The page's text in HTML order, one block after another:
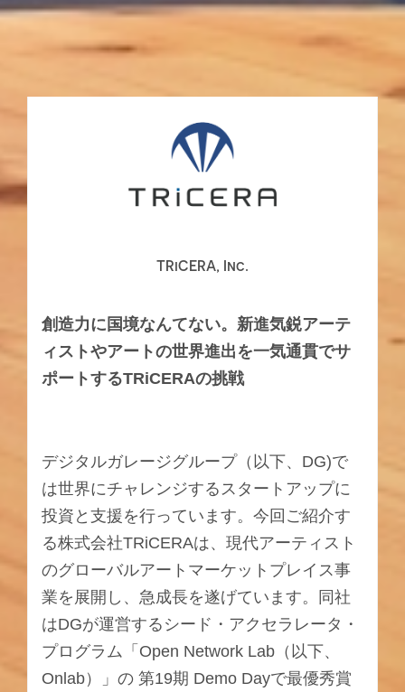
TRiCERA, Inc.
創造力に国境なんてない。新進気鋭アーテ
ィストやアートの世界進出を一気通貫でサ
ポートするTRiCERAの挑戦
デジタルガレージグループ（以下、DG)で
は世界にチャレンジするスタートアップに
投資と支援を行っています。今回ご紹介す
る株式会社TRiCERAは、現代アーティスト
のグローバルアートマーケットプレイス事
業を展開し、急成長を遂げています。同社
はDGが運営するシード・アクセラレータ・
プログラム「Open Network Lab（以下、
Onlab）」の 第19期 Demo Dayで最優秀賞